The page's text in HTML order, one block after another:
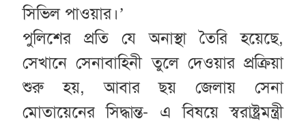
সিভিল পাওয়ার।’
পুলিশের প্রতি যে অনাস্থা তৈরি হয়েছে,
সেখানে সেনাবাহিনী তুলে দেওয়ার প্রক্রিয়া
শুরু হয়, আবার ছয় জেলায় সেনা
মোতায়েনের সিদ্ধান্ত- এ বিষয়ে স্বরাষ্ট্রমন্ত্রী